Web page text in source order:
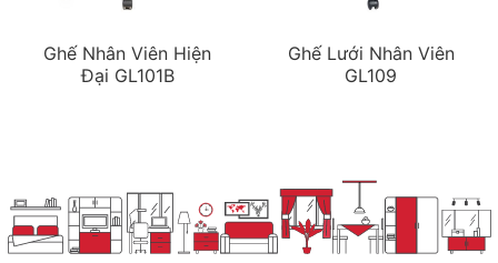
Ghế Nhân Viên Hiện
Đại GL101B
Ghế Lưới Nhân Viên
GL109